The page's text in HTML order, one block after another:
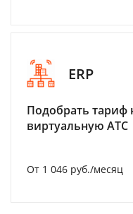
ERP
Подобрать тариф
виртуальную АТС
От 1 046 руб./месяц